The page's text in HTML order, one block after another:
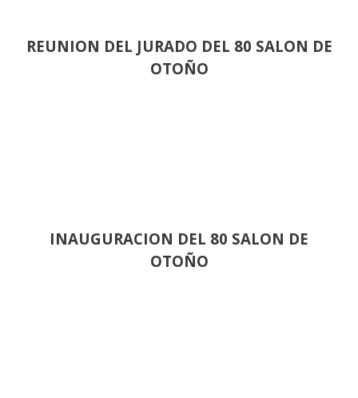
REUNION DEL JURADO DEL 80 SALON DE
OTOÑO
INAUGURACION DEL 80 SALON DE
OTOÑO